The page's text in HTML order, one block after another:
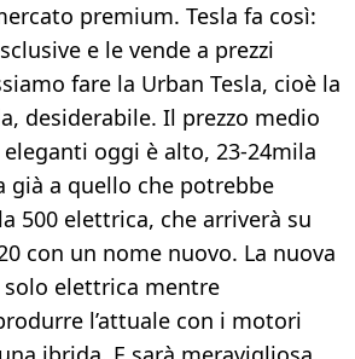
premium. Tesla fa così:
e le vende a prezzi
fare la Urban Tesla, cioè la
desiderabile. Il prezzo medio
oggi è alto, 23-24mila
già a quello che potrebbe
500 elettrica, che arriverà su
con un nome nuovo. La nuova
solo elettrica mentre
l’attuale con i motori